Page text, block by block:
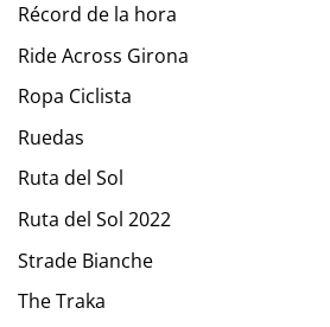
Récord de la hora
Ride Across Girona
Ropa Ciclista
Ruedas
Ruta del Sol
Ruta del Sol 2022
Strade Bianche
The Traka